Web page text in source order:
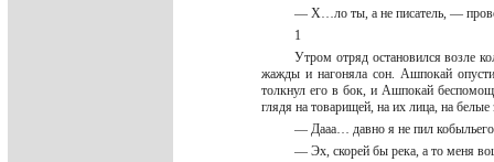
— Х…ло ты, а не писатель, —
1
Утром отряд остановился возле
жажды и нагоняла сон. Ашпокай
толкнул его в бок, и Ашпокай
глядя на товарищей, на их лица, на
— Дааа… давно я не пил
— Эх, скорей бы река, а то меня